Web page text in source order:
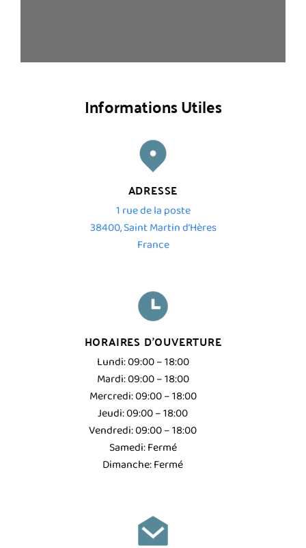
Informations Utiles
ADRESSE
1 rue de la poste
38400, Saint Martin d’Hères
France
HORAIRES D’OUVERTURE
Lundi:09:00 – 18:00
Mardi:09:00 – 18:00
Mercredi:09:00 – 18:00
Jeudi:09:00 – 18:00
Vendredi:09:00 – 18:00
Samedi: Fermé
Dimanche: Fermé